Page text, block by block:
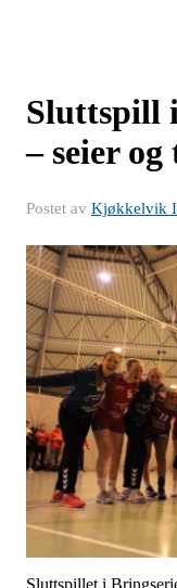
Sluttspill
– seier og
Postet av Kjøkkelvik